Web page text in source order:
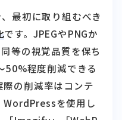
等の視覚品質を保ち
50%程度削減できる
際の削減率はコンテ
WordPressを使用し
Imagify」「WebP
自動変換が可能で